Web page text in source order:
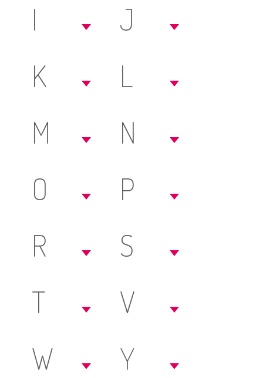
I
J
K
L
M
N
O
P
R
S
T
V
W
Y